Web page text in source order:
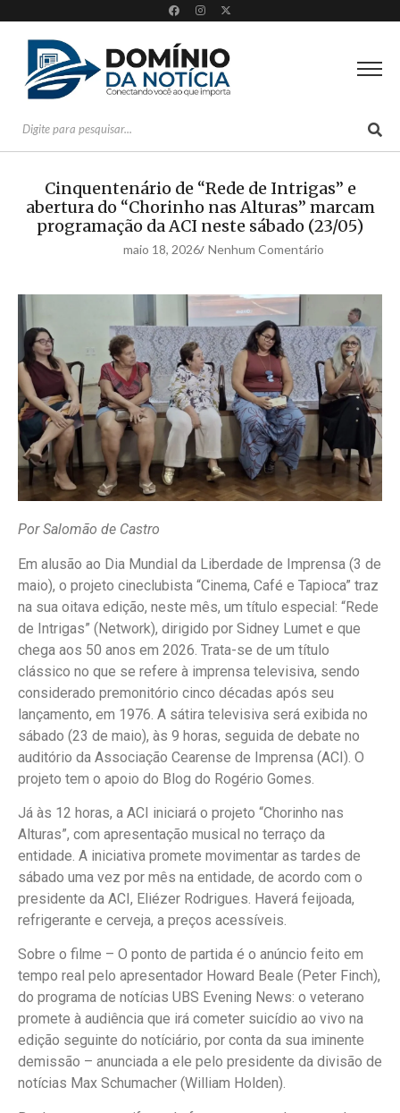
Cinquentenário de “Rede de Intrigas” e
abertura do “Chorinho nas Alturas” marcam
programação da ACI neste sábado (23/05)
maio 18, 2026/ Nenhum Comentário
Por Salomão de Castro
Em alusão ao Dia Mundial da Liberdade de Imprensa (3 de
maio), o projeto cineclubista “Cinema, Café e Tapioca” traz
na sua oitava edição, neste mês, um título especial: “Rede
de Intrigas” (Network), dirigido por Sidney Lumet e que
chega aos 50 anos em 2026. Trata-se de um título
clássico no que se refere à imprensa televisiva, sendo
considerado premonitório cinco décadas após seu
lançamento, em 1976. A sátira televisiva será exibida no
sábado (23 de maio), às 9 horas, seguida de debate no
auditório da Associação Cearense de Imprensa (ACI). O
projeto tem o apoio do Blog do Rogério Gomes.
Já às 12 horas, a ACI iniciará o projeto “Chorinho nas
Alturas”, com apresentação musical no terraço da
entidade. A iniciativa promete movimentar as tardes de
sábado uma vez por mês na entidade, de acordo com o
presidente da ACI, Eliézer Rodrigues. Haverá feijoada,
refrigerante e cerveja, a preços acessíveis.
Sobre o filme – O ponto de partida é o anúncio feito em
tempo real pelo apresentador Howard Beale (Peter Finch),
do programa de notícias UBS Evening News: o veterano
promete à audiência que irá cometer suicídio ao vivo na
edição seguinte do notíciário, por conta da sua iminente
demissão – anunciada a ele pelo presidente da divisão de
notícias Max Schumacher (William Holden).